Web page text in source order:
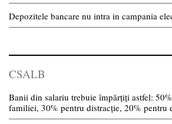
Depozitele bancare nu intra in campania
CSALB
Banii din salariu trebuie împărțiți astfel:
familiei, 30% pentru distracție, 20% pentru